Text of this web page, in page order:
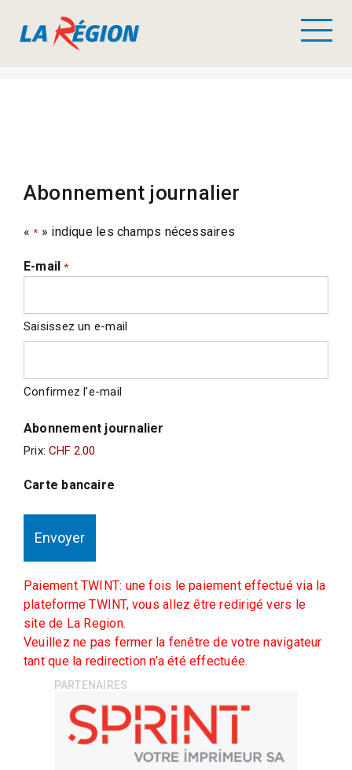
Abonnement journalier
«* » indique les champs nécessaires
E-mail *
Saisissez un e-mail
Confirmez l’e-mail
Abonnement journalier
Prix:
Carte bancaire
Paiement TWINT: une fois le paiement effectué via la
plateforme TWINT, vous allez être redirigé vers le
site de La Region.
Veuillez ne pas fermer la fenêtre de votre navigateur
tant que la redirection n’a été effectuée.
PARTENAIRES